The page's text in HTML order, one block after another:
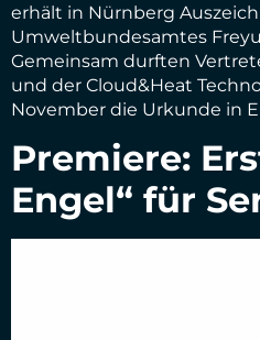
erhält in Nürnberg
Umweltbundesamtes
Gemeinsam durften
und der Cloud&Heat
November die Urkunde in
Premiere:
Engel“ für